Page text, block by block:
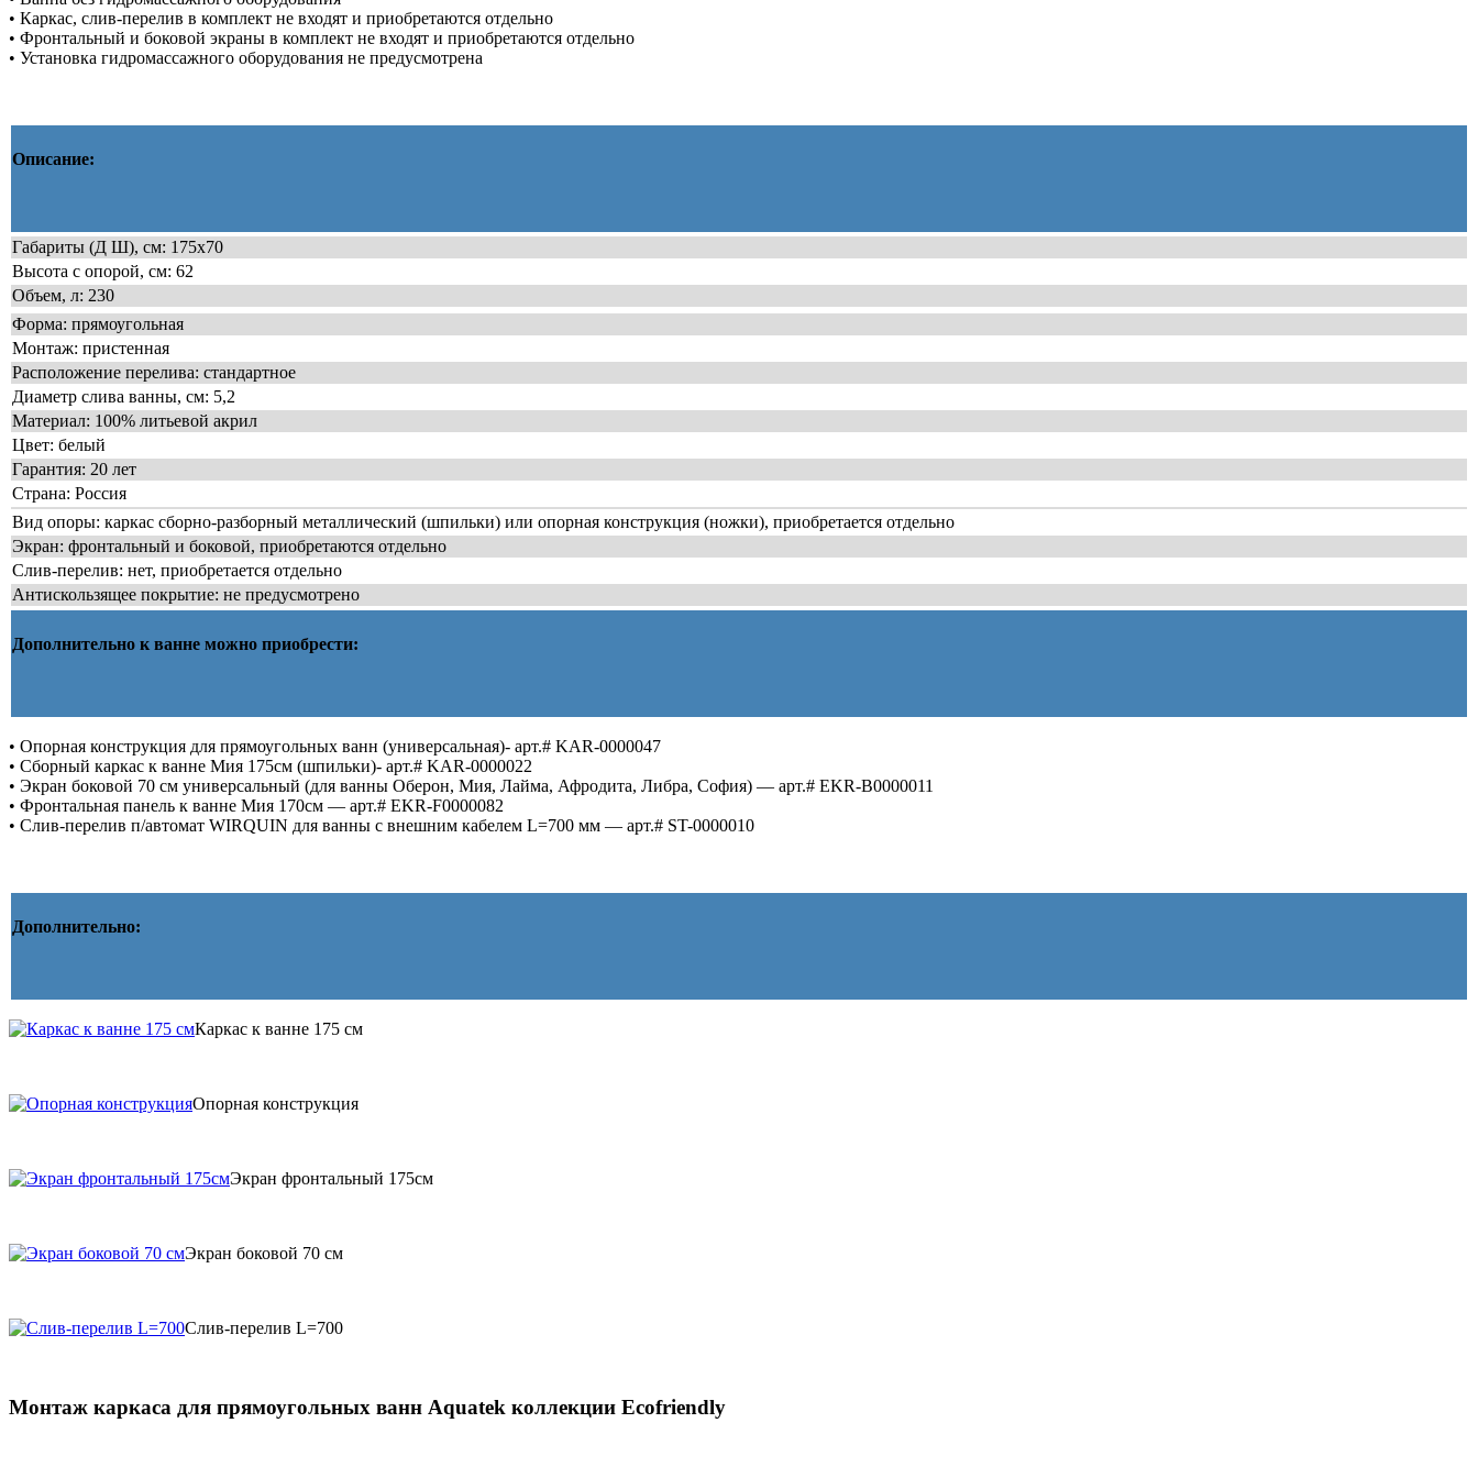
• Каркас, слив-перелив в комплект не входят и приобретаются отдельно
• Фронтальный и боковой экраны в комплект не входят и приобретаются отдельно
• Установка гидромассажного оборудования не предусмотрена
Описание:
Габариты (Д Ш), см: 175х70
Высота с опорой, см: 62
Объем, л: 230
Форма: прямоугольная
Монтаж: пристенная
Расположение перелива: стандартное
Диаметр слива ванны, см: 5,2
Материал: 100% литьевой акрил
Цвет: белый
Гарантия: 20 лет
Страна: Россия
Вид опоры: каркас сборно-разборный металлический (шпильки) или опорная конструкция (ножки), приобретается отдельно
Экран: фронтальный и боковой, приобретаются отдельно
Слив-перелив: нет, приобретается отдельно
Антискользящее покрытие: не предусмотрено
Дополнительно к ванне можно приобрести:
• Опорная конструкция для прямоугольных ванн (универсальная)- арт.# KAR-0000047
• Сборный каркас к ванне Мия 175см (шпильки)- арт.# KAR-0000022
• Экран боковой 70 см универсальный (для ванны Оберон, Мия, Лайма, Афродита, Либра, София) — арт.# EKR-B0000011
• Фронтальная панель к ванне Мия 170см — арт.# EKR-F0000082
• Слив-перелив п/автомат WIRQUIN для ванны с внешним кабелем L=700 мм — арт.# ST-0000010
Дополнительно:
Каркас к ванне 175 см
Опорная конструкция
Экран фронтальный 175см
Экран боковой 70 см
Слив-перелив L=700
Монтаж каркаса для прямоугольных ванн Aquatek коллекции Ecofriendly